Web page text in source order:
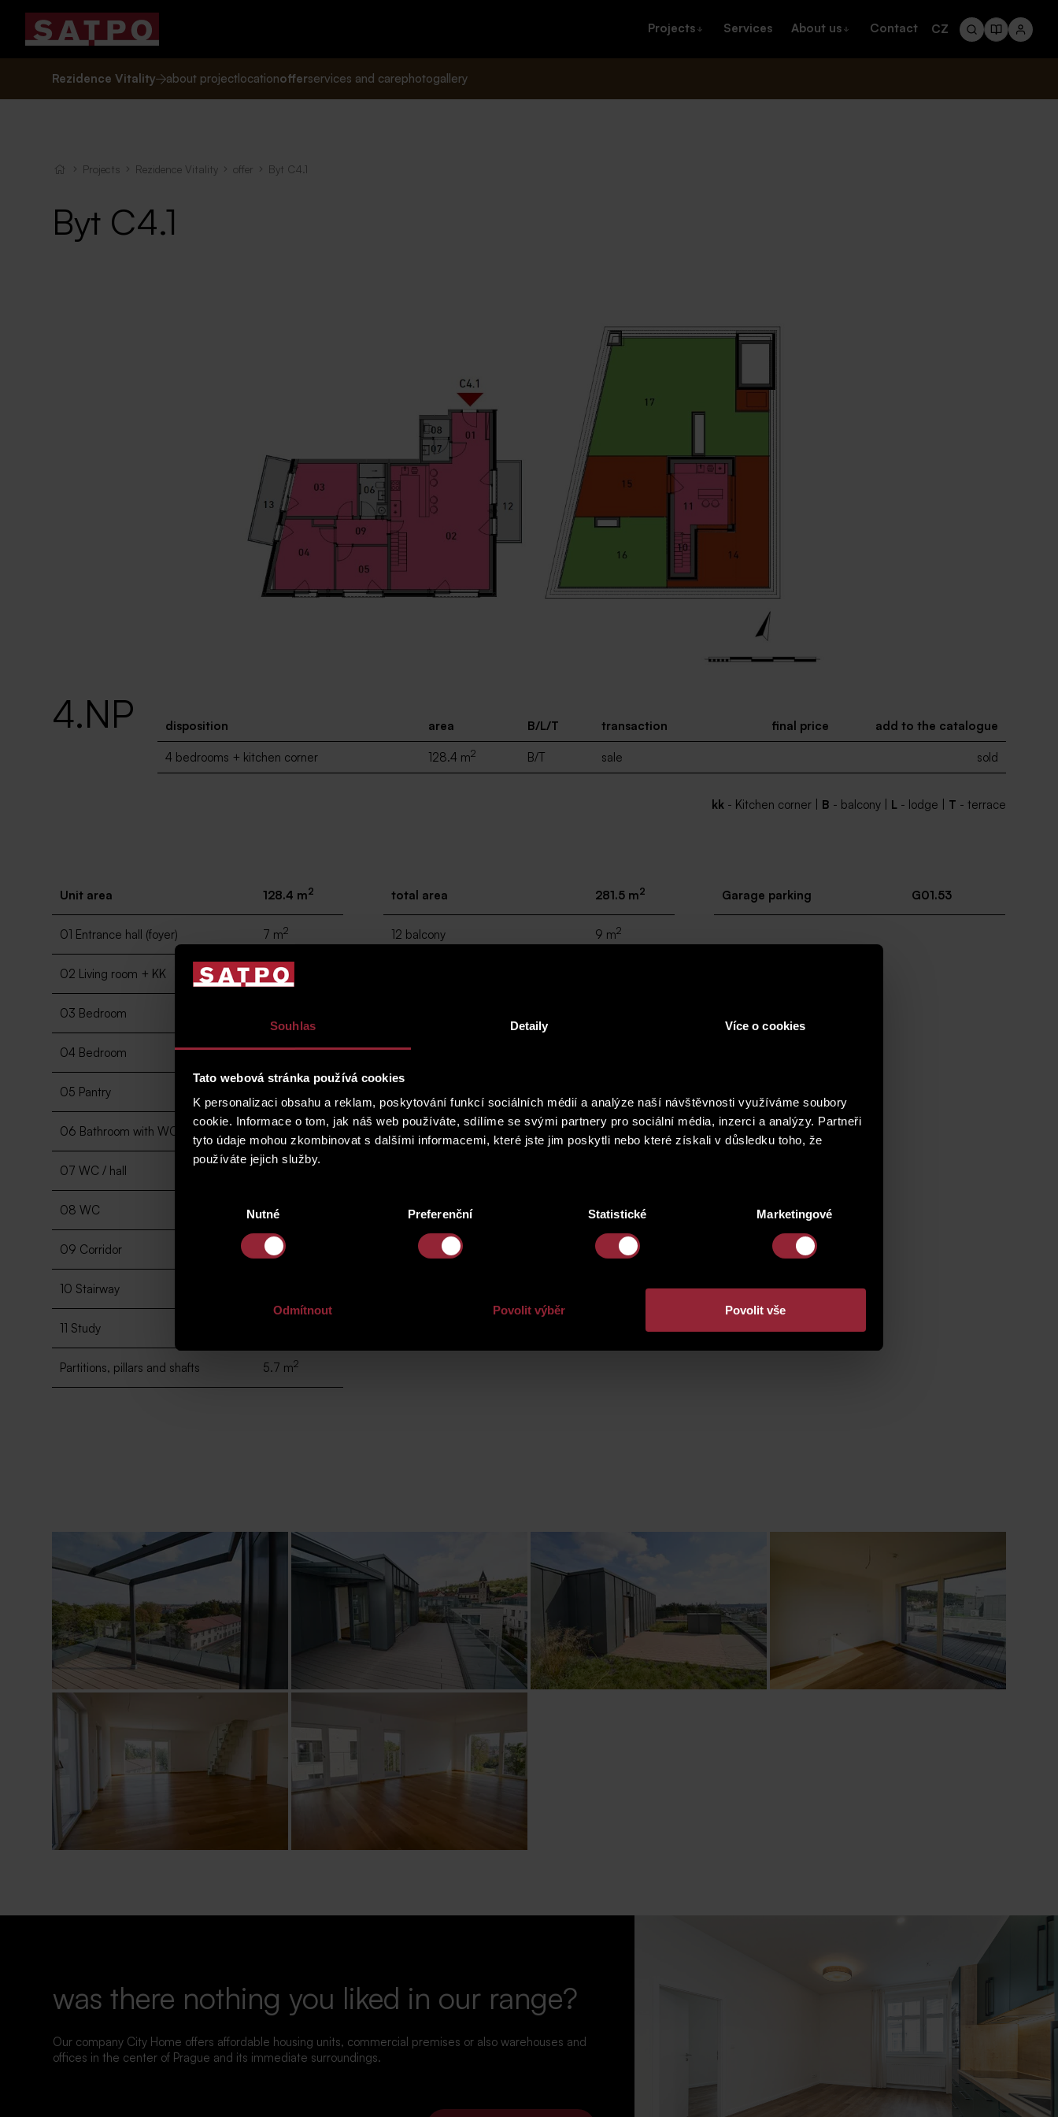
Souhlas Detaily Více o cookies
Tato webová stránka používá cookies
K personalizaci obsahu a reklam, poskytování funkcí sociálních médií a analýze naší návštěvnosti využíváme soubory
cookie. Informace o tom, jak náš web používáte, sdílíme se svými partnery pro sociální média, inzerci a analýzy. Partneři
tyto údaje mohou zkombinovat s dalšími informacemi, které jste jim poskytli nebo které získali v důsledku toho, že
používáte jejich služby.
Nutné Preferenční Statistické Marketingové
Odmítnout Povolit výběr Povolit vše
Projects Services About us Contact CZ
Rezidence Vitality about projectlocationofferservices and carephotogallery
Projects Rezidence Vitality offer Byt C4.1
Byt C4.1
4.NP disposition area B/L/T transaction final price add to the catalogue
4 bedrooms + kitchen corner 128.4 m2 B/T sale sold
kk - Kitchen corner | B - balcony | L - lodge | T - terrace
Unit area 128.4 m2
01 Entrance hall (foyer) 7 m2
02 Living room + KK 46.7 m
03 Bedroom
04 Bedroom 14.7 m2
05 Pantry
06 Bathroom with WC 2
07 WC / hall 2
08 WC 1.9 m
09 Corridor 5.8 m
10 Stairway
11 Study
Partitions, pillars and shafts 5.7 m2
total area 281.5 m2
12 balcony 9 m2
15 terrace
17 Terrace with vegetation 64.3 m 2
Garage parking G01.53
was there nothing you liked in our range?
Our company City Home offers affordable housing units, commercial premises or also warehouses and
offices in the center of Prague and its immediate surroundings.